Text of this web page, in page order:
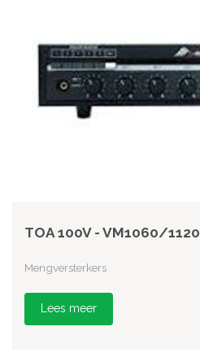
TOA 100V - VM1060/1120
Mengversterkers
Lees meer